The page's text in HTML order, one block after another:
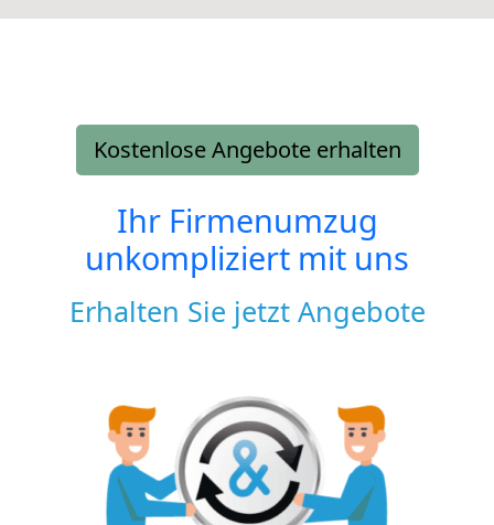
Kostenlose Angebote erhalten
Ihr Firmenumzug
unkompliziert mit uns
Erhalten Sie jetzt Angebote